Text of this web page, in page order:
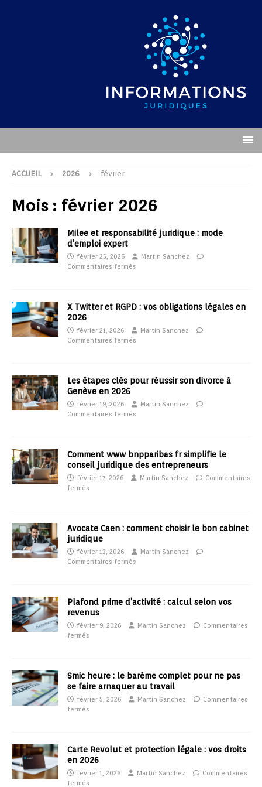
ACCUEIL 2026 février
Mois : février 2026
Milee et responsabilité juridique : mode
d’emploi expert
février 25, 2026
Martin Sanchez
Commentaires fermés
X Twitter et RGPD : vos obligations légales en
2026
février 21, 2026
Martin Sanchez
Commentaires fermés
Les étapes clés pour réussir son divorce à
Genève en 2026
février 19, 2026
Martin Sanchez
Commentaires fermés
Comment www bnpparibas fr simplifie le
conseil juridique des entrepreneurs
février 17, 2026 Martin Sanchez
Commentaires
fermés
Avocate Caen : comment choisir le bon cabinet
juridique
février 13, 2026
Martin Sanchez
Commentaires fermés
Plafond prime d’activité : calcul selon vos
revenus
février 9, 2026 Martin Sanchez
Commentaires
fermés
Smic heure : le barème complet pour ne pas
se faire arnaquer au travail
février 5, 2026 Martin Sanchez
Commentaires
fermés
Carte Revolut et protection légale : vos droits
en 2026
février 1, 2026 Martin Sanchez
Commentaires
fermés